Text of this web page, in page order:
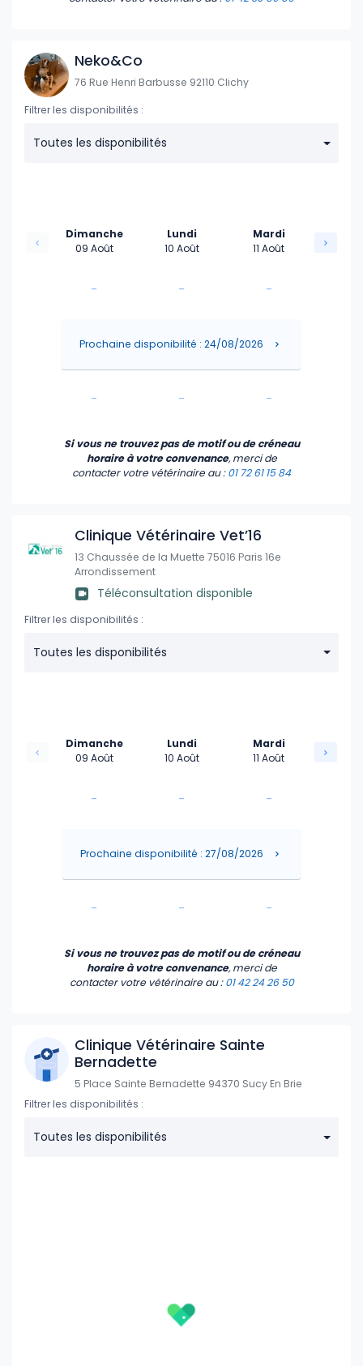
14:00
Neko&Co
76 Rue Henri Barbusse 92110 Clichy
Filtrer les disponibilités :
Toutes les disponibilités
Dimanche
09 Août
-
-
Lundi
10 Août
-
-
Mardi
11 Août
-
-
Prochaine disponibilité : 24/08/2026
Si vous ne trouvez pas de motif ou de créneau
horaire à votre convenance, merci de
contacter votre vétérinaire au :01 72 61 15 84
Clinique Vétérinaire Vet’16
13 Chaussée de la Muette 75016 Paris 16e
Arrondissement
Téléconsultation disponible
Filtrer les disponibilités :
Toutes les disponibilités
Dimanche
09 Août
-
-
Lundi
10 Août
-
-
Mardi
11 Août
-
-
Prochaine disponibilité : 27/08/2026
Si vous ne trouvez pas de motif ou de créneau
horaire à votre convenance, merci de
contacter votre vétérinaire au :01 42 24 26 50
Clinique Vétérinaire Sainte
Bernadette
5 Place Sainte Bernadette 94370 Sucy En Brie
Filtrer les disponibilités :
Toutes les disponibilités